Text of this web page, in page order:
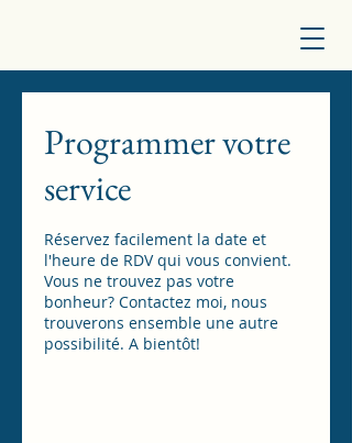
Programmer votre
service
Réservez facilement la date et
l'heure de RDV qui vous convient.
Vous ne trouvez pas votre
bonheur? Contactez moi, nous
trouverons ensemble une autre
possibilité. A bientôt!